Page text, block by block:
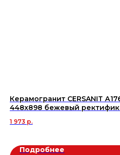
Керамогранит СERSANIT
448х898 бежевый
1 973 р.
Подробнее